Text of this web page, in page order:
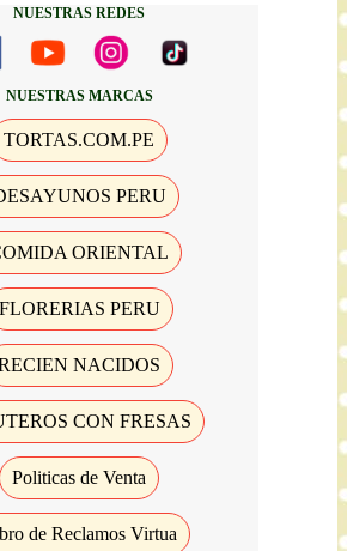
NUESTRAS REDES
NUESTRAS MARCAS
TORTAS.COM.PE
PERU
ORIENTAL
FLORERIAS PERU
NACIDOS
CON FRESAS
Politicas de Venta
de Reclamos Virtua